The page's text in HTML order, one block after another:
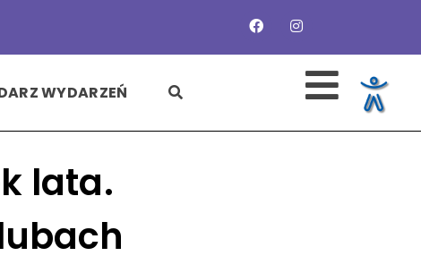
WYDARZEŃ
lata.